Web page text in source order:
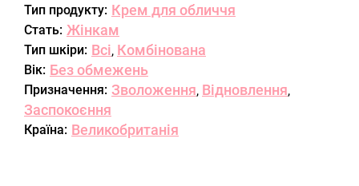
Тип продукту: Крем для обличчя
Стать: Жінкам
Тип шкіри: Всі, Комбінована
Вік: Без обмежень
Призначення: Зволоження, Відновлення,
Заспокоєння
Країна: Великобританія